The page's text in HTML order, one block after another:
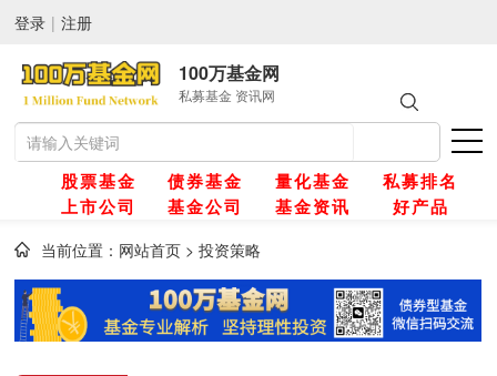
登录 | 注册
100万基金网
私募基金 资讯网
股票基金 债券基金 量化基金
私募排名
上市公司
基金公司 基金资讯 好产品
当前位置： 网站首页 >投资策略